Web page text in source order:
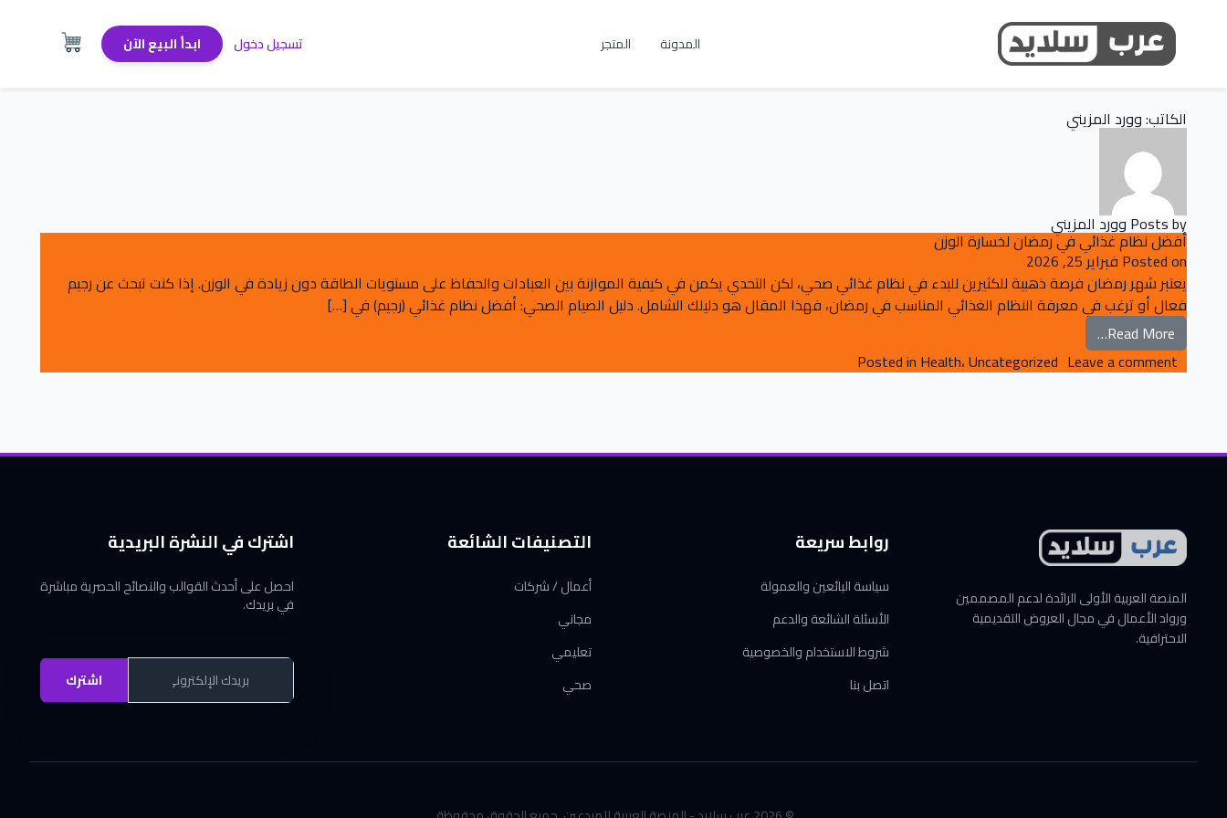
المدونة المتجر تسجيل دخول ابدأ البيع الآن
الكاتب:وورد المزيني
Posts by وورد المزيني
أفضل نظام غذائي في رمضان لخسارة الوزن
Posted on فبراير 25, 2026
يعتبر شهر رمضان فرصة ذهبية للكثيرين للبدء في نظام غذائي صحي، لكن التحدي يكمن في كيفية الموازنة بين العبادات والحفاظ على مستويات الطاقة دون زيادة في الوزن. إذا كنت تبحث عن رجيم
فعال أو ترغب في معرفة النظام الغذائي المناسب في رمضان، فهذا المقال هو دليلك الشامل. دليل الصيام الصحي: أفضل نظام غذائي (رجيم) في […]
Read More… from أفضل نظام غذائي في رمضان لخسارة الوزن
Posted in Health،Uncategorized Leave a comment
المنصة العربية الأولى الرائدة لدعم المصممين
ورواد الأعمال في مجال العروض التقديمية
الاحترافية.
روابط سريعة
سياسة البائعين والعمولة
الأسئلة الشائعة والدعم
شروط الاستخدام والخصوصية
اتصل بنا
التصنيفات الشائعة
أعمال / شركات
مجاني
تعليمي
صحي
اشترك في النشرة البريدية
احصل على أحدث القوالب والنصائح الحصرية مباشرة
في بريدك.
اشترك